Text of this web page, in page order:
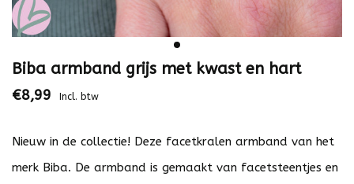
Biba armband grijs met kwast en hart
€8,99 Incl. btw
Nieuw in de collectie! Deze facetkralen armband van het
merk Biba. De armband is gemaakt van facetsteentjes en